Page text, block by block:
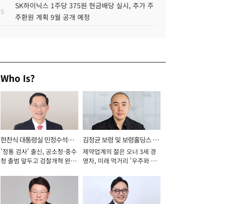
5
SK하이닉스 1주당 375원 현금배당 실시, 추가 주
주환원 계획 9월 공개 예정
Who Is?
한찬식 대통령실 민정수석비
서관
'정통 검사' 출신, 공소청·중수
청 출범 앞두고 검찰개혁 완수
김정균 보령 및 보령홀딩스 대
표이사 사장
제약업계의 젊은 오너 3세 경
영자, 미래 먹거리 '우주와 헬